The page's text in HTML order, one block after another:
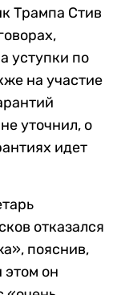
Трампа Стив
уступки по
на участие
уточнил, о
идет
отказался
пояснив,
этом он